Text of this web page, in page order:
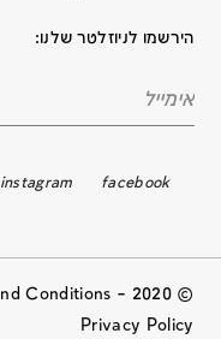
הירשמו לניוזלטר שלנו:
facebook
instagram
© 2020 All Rights Reserved. Terms and Conditions –
Privacy Policy